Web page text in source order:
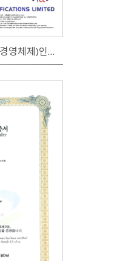
[인증서]ISO14001(환경경영체제)인증서